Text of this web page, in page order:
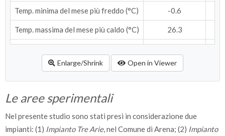
Temp. minima del mese più freddo (°C) -0.6
Temp. massima del mese più caldo (°C) 26.3
Media precipitazioni annuali (mm) 1846
Enlarge/Shrink Open in Viewer
Le aree sperimentali
Nel presente studio sono stati presi in considerazione due
impianti: (1) Impianto Tre Arie, nel Comune di Arena; (2) Impianto